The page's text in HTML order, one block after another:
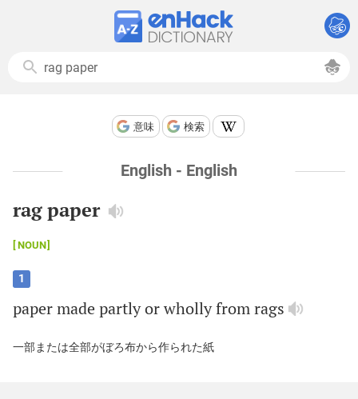
意味 検索
English - English
rag paper
NOUN
1
papermade partlyorwhollyfromrags
一部または全部がぼろ布から作られた紙